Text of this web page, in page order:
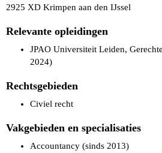
2925 XD Krimpen aan den IJssel
Relevante opleidingen
JPAO Universiteit Leiden,
2024)
Rechtsgebieden
Civiel recht
Vakgebieden en specialisaties
Accountancy (sinds 2013)